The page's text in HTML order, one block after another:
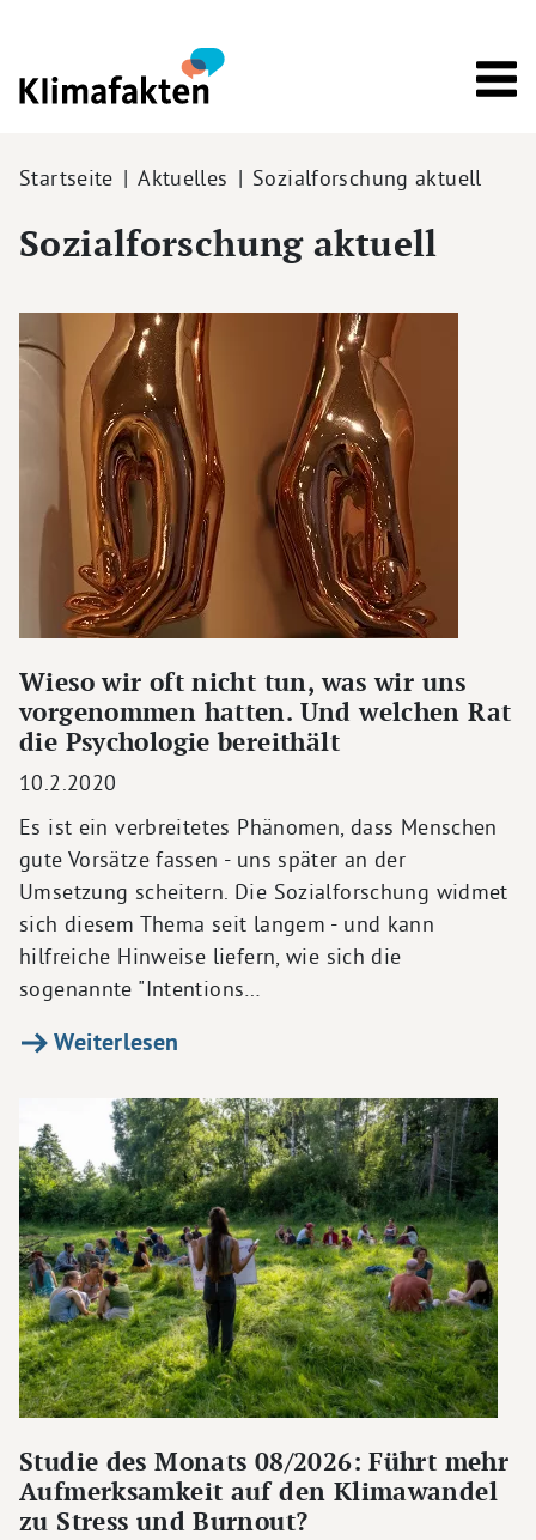
Pfadnavigation
Startseite Aktuelles Sozialforschung aktuell
Sozialforschung aktuell
Wieso wir oft nicht tun, was wir uns
vorgenommen hatten. Und welchen Rat
die Psychologie bereithält
10.2.2020
Es ist ein verbreitetes Phänomen, dass Menschen
gute Vorsätze fassen - uns später an der
Umsetzung scheitern. Die Sozialforschung widmet
sich diesem Thema seit langem - und kann
hilfreiche Hinweise liefern, wie sich die
sogenannte "Intentions…
Weiterlesen
Studie des Monats 08/2026: Führt mehr
Aufmerksamkeit auf den Klimawandel
zu Stress und Burnout?